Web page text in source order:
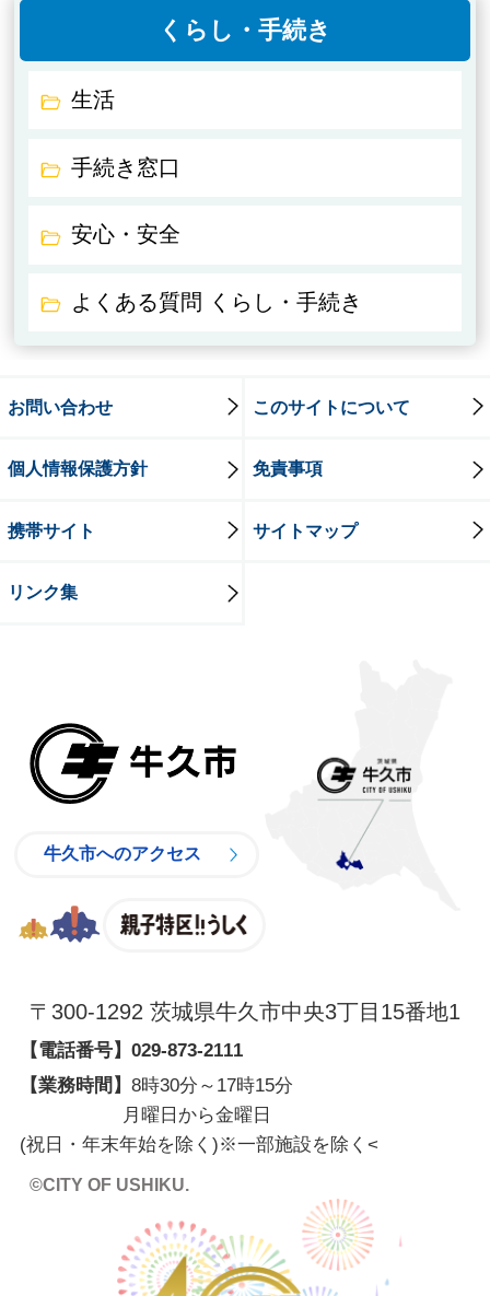
くらし・手続き
生活
手続き窓口
安心・安全
よくある質問 くらし・手続き
お問い合わせ このサイトについて
個人情報保護方針 免責事項
携帯サイト サイトマップ
リンク集
牛久市へのアクセス
〒300-1292 茨城県牛久市中央3丁目15番地1
【電話番号】 029-873-2111
【業務時間】 8時30分～17時15分
月曜日から金曜日
(祝日・年末年始を除く)※一部施設を除く <
©CITY OF USHIKU.